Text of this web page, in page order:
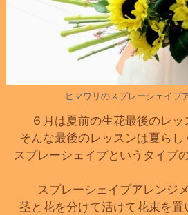
ヒマワリのスプレーシェイプ
６月は夏前の生花最後のレッ
そんな最後のレッスンは夏らし
スプレーシェイプというタイプ
スプレーシェイプアレンジ
茎と花を分けて活けて花束を置